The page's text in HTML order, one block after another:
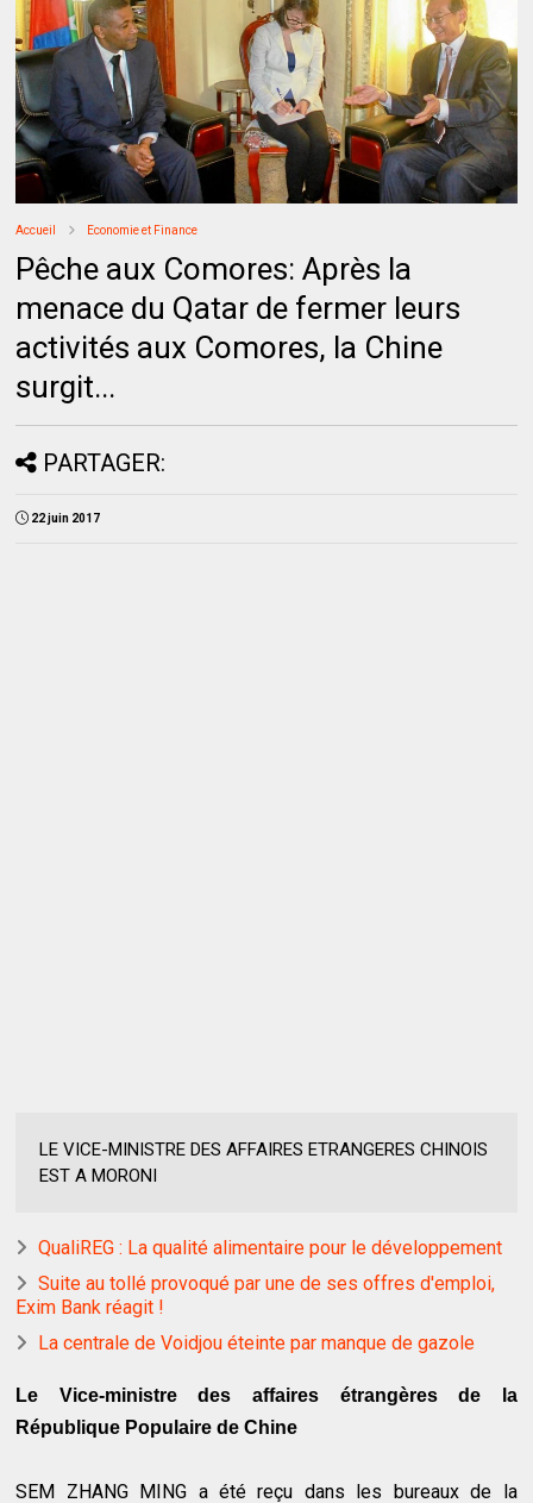
Accueil Economie et Finance
Pêche aux Comores: Après la
menace du Qatar de fermer leurs
activités aux Comores, la Chine
surgit...
PARTAGER:
22 juin 2017
LE VICE-MINISTRE DES AFFAIRES ETRANGERES CHINOIS
EST A MORONI
QualiREG : La qualité alimentaire pour le développement
Suite au tollé provoqué par une de ses offres d'emploi,
Exim Bank réagit !
La centrale de Voidjou éteinte par manque de gazole
Le Vice-ministre des affaires étrangères de la
République Populaire de Chine
SEM ZHANG MING a été reçu dans les bureaux de la